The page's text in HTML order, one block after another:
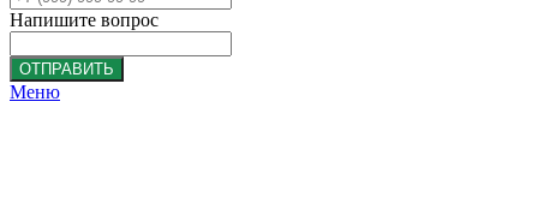
Напишите вопрос
ОТПРАВИТЬ
Меню